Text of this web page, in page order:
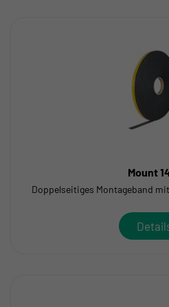
Mount
Doppelseitiges Montageband